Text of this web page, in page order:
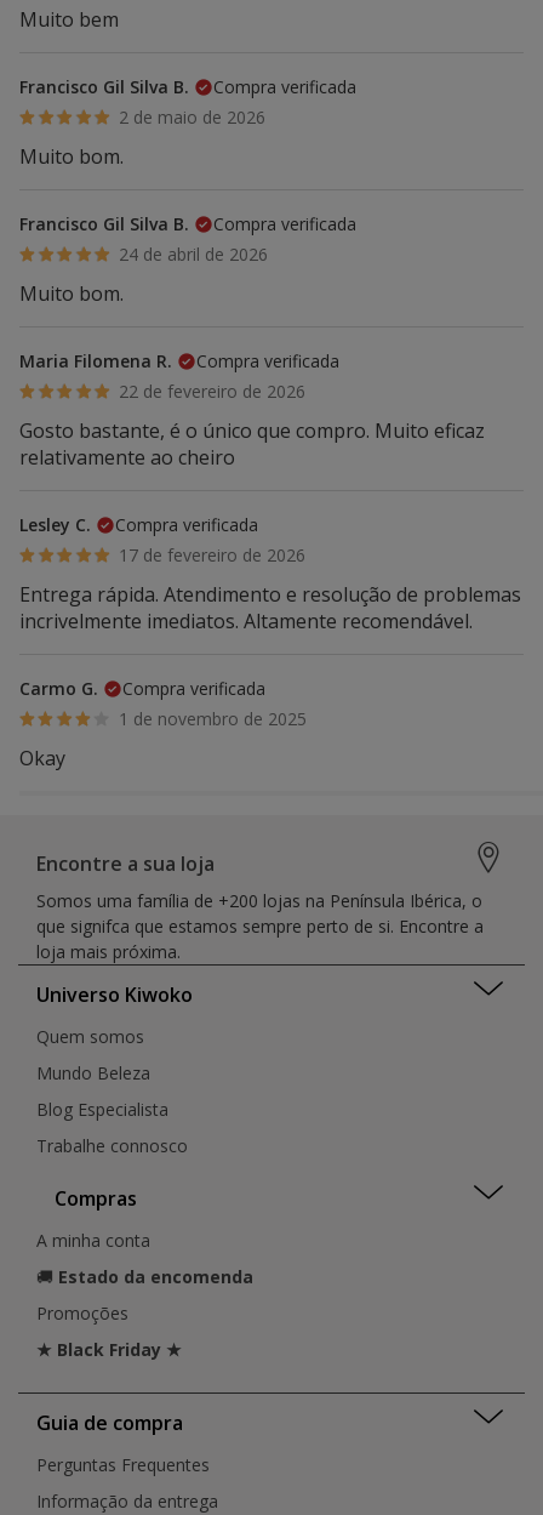
Muito bem
Francisco Gil Silva B.
Compra verificada
2 de maio de 2026
Muito bom.
Francisco Gil Silva B.
Compra verificada
24 de abril de 2026
Muito bom.
Maria Filomena R.
Compra verificada
22 de fevereiro de 2026
Gosto bastante, é o único que compro. Muito eficaz
relativamente ao cheiro
Lesley C.
Compra verificada
17 de fevereiro de 2026
Entrega rápida. Atendimento e resolução de problemas
incrivelmente imediatos. Altamente recomendável.
Carmo G.
Compra verificada
1 de novembro de 2025
Okay
Encontre a sua loja
Somos uma família de +200 lojas na Península Ibérica, o
que signifca que estamos sempre perto de si. Encontre a
loja mais próxima.
Universo Kiwoko
Quem somos
Mundo Beleza
Blog Especialista
Trabalhe connosco
Compras
A minha conta
🚚 Estado da encomenda
Promoções
★ Black Friday ★
Guia de compra
Perguntas Frequentes
Informação da entrega